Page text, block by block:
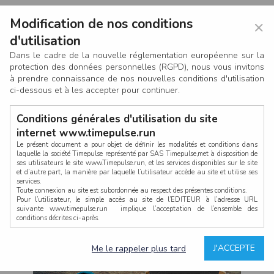
CONNEXION
×
Modification de nos conditions
d'utilisation
Dans le cadre de la nouvelle réglementation européenne sur la
protection des données personnelles (RGPD), nous vous invitons
à prendre connaissance de nos nouvelles conditions d'utilisation
ci-dessous et à les accepter pour continuer.
Conditions générales d'utilisation du site
internet www.timepulse.run
Le présent document a pour objet de définir les modalités et conditions dans
laquelle la société Timepulse représenté par SAS Timepulse,met à disposition de
ses utilisateurs le site www.Timepulse.run, et les services disponibles sur le site
et d’autre part, la manière par laquelle l’utilisateur accède au site et utilise ses
services.
Toute connexion au site est subordonnée au respect des présentes conditions.
Pour l’utilisateur, le simple accès au site de l’EDITEUR à l’adresse URL
suivante www.timepulse.run implique l’acceptation de l’ensemble des
conditions décrites ci-après.
La structure générale du site www.timepulse.run, par quelque procédé que ce
soit, sans l'autorisation préalable et par écrit de Fourcherot Mickael et/ou de ses
J'ACCEPTE
Me le rappeler plus tard